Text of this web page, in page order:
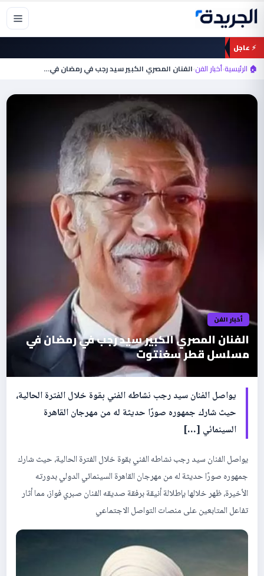
تخطي
المحتوى
⚡ عاجل
🏠 الرئيسية›أخبار الفن›الفنان المصري الكبير سيد رجب في رمضان في…
أخبار الفن
الفنان المصري الكبير سيد رجب في رمضان في
مسلسل قطر سغنتوت
يواصل الفنان سيد رجب نشاطه الفني بقوة خلال الفترة الحالية،
حيث شارك جمهوره صورًا حديثة له من مهرجان القاهرة
السينمائي […]
يواصل الفنان سيد رجب نشاطه الفني بقوة خلال الفترة الحالية، حيث شارك
جمهوره صورًا حديثة له من مهرجان القاهرة السينمائي الدولي بدورته
الأخيرة، ظهر خلالها بإطلالة أنيقة برفقة صديقه الفنان صبري فواز، مما أثار
تفاعل المتابعين على منصات التواصل الاجتماعي